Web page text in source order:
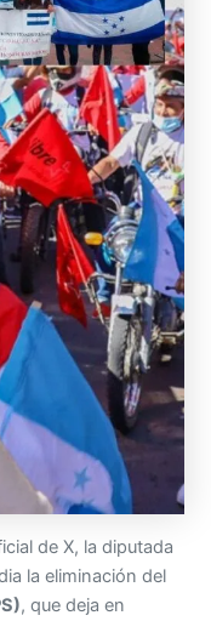
de X, la diputada
la eliminación del
, que deja en